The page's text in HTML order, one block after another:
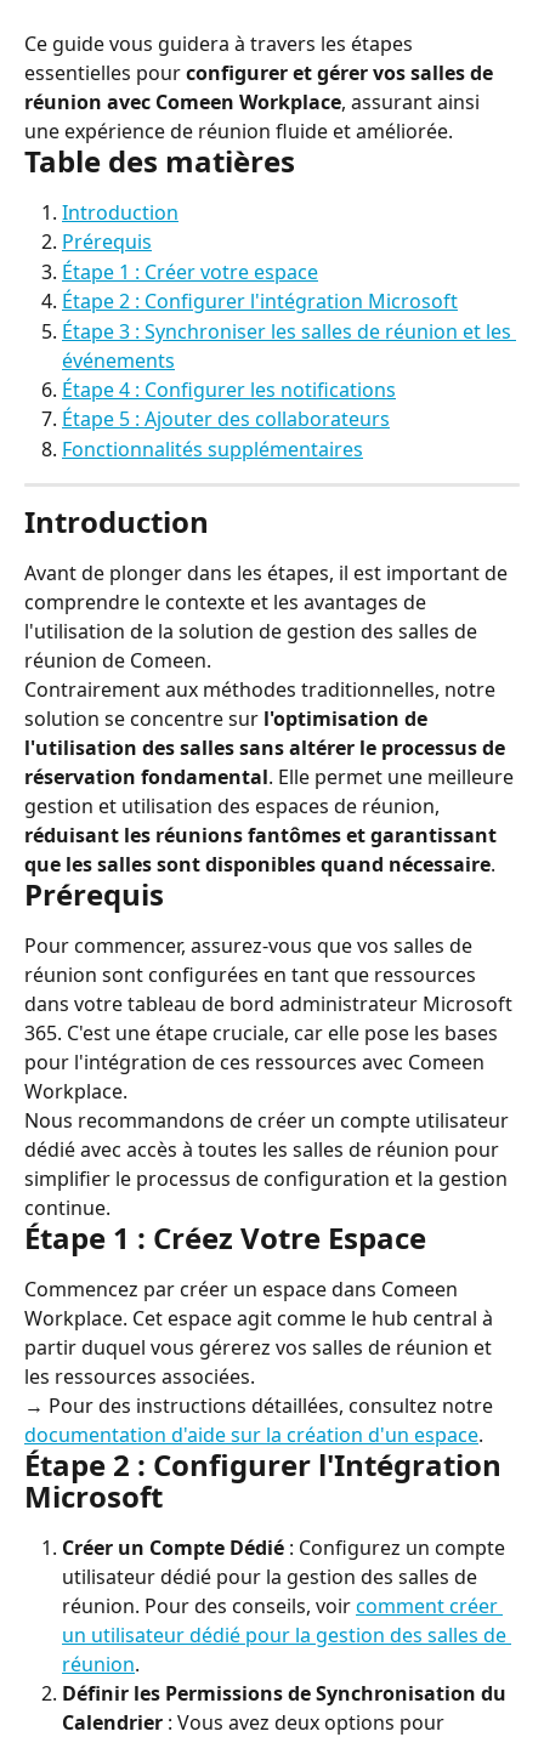
Ce guide vous guidera à travers les étapes
essentielles pour configurer et gérer vos salles de
réunion avec Comeen Workplace, assurant ainsi
une expérience de réunion fluide et améliorée.
Table des matières
Introduction
Prérequis
Étape 1 : Créer votre espace
Étape 2 : Configurer l'intégration Microsoft
Étape 3 : Synchroniser les salles de réunion et les
événements
Étape 4 : Configurer les notifications
Étape 5 : Ajouter des collaborateurs
Fonctionnalités supplémentaires
Introduction
Avant de plonger dans les étapes, il est important de
comprendre le contexte et les avantages de
l'utilisation de la solution de gestion des salles de
réunion de Comeen.
Contrairement aux méthodes traditionnelles, notre
solution se concentre sur l'optimisation de
l'utilisation des salles sans altérer le processus de
réservation fondamental. Elle permet une meilleure
gestion et utilisation des espaces de réunion,
réduisant les réunions fantômes et garantissant
que les salles sont disponibles quand nécessaire.
Prérequis
Pour commencer, assurez-vous que vos salles de
réunion sont configurées en tant que ressources
dans votre tableau de bord administrateur Microsoft
365. C'est une étape cruciale, car elle pose les bases
pour l'intégration de ces ressources avec Comeen
Workplace.
Nous recommandons de créer un compte utilisateur
dédié avec accès à toutes les salles de réunion pour
simplifier le processus de configuration et la gestion
continue.
Étape 1 : Créez Votre Espace
Commencez par créer un espace dans Comeen
Workplace. Cet espace agit comme le hub central à
partir duquel vous gérerez vos salles de réunion et
les ressources associées.
→ Pour des instructions détaillées, consultez notre
documentation d'aide sur la création d'un espace.
Étape 2 : Configurer l'Intégration
Microsoft
Créer un Compte Dédié : Configurez un compte
utilisateur dédié pour la gestion des salles de
réunion. Pour des conseils, voir comment créer
un utilisateur dédié pour la gestion des salles de
réunion.
Définir les Permissions de Synchronisation du
Calendrier : Vous avez deux options pour